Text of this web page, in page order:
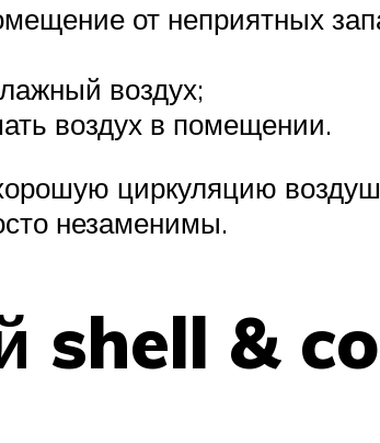
от неприятных
воздух;
воздух в помещении.
циркуляцию
незаменимы.
shell &